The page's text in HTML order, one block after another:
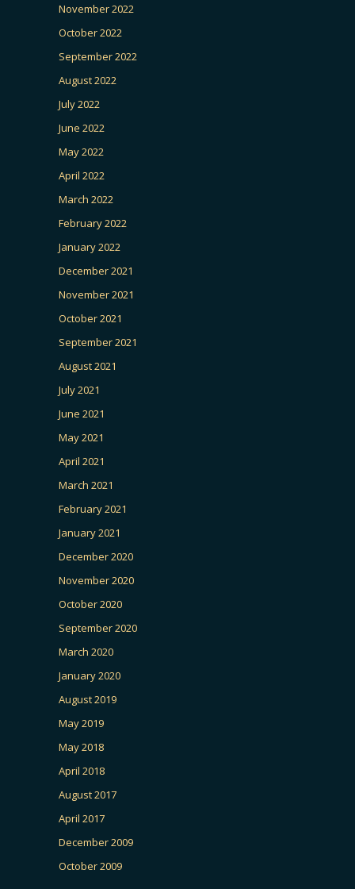
November 2022
October 2022
September 2022
August 2022
July 2022
June 2022
May 2022
April 2022
March 2022
February 2022
January 2022
December 2021
November 2021
October 2021
September 2021
August 2021
July 2021
June 2021
May 2021
April 2021
March 2021
February 2021
January 2021
December 2020
November 2020
October 2020
September 2020
March 2020
January 2020
August 2019
May 2019
May 2018
April 2018
August 2017
April 2017
December 2009
October 2009